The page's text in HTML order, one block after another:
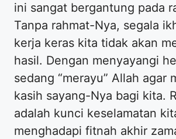
ini sangat bergantung pada
Tanpa rahmat-Nya, segala
kerja keras kita tidak akan
hasil. Dengan menyayangi
sedang “merayu” Allah agar
kasih sayang-Nya bagi kita.
adalah kunci keselamatan
menghadapi fitnah akhir